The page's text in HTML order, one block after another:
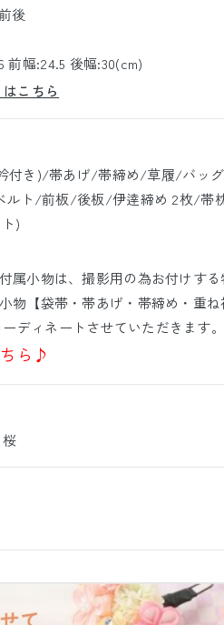
後
前幅:24.5 後幅:30(cm)
こちら
付き)/帯あげ/帯締め/草履/バッ
ルト/前板/後板/伊逹締め 2枚/帯
)
属小物は、撮影用の為お付けする
物【袋帯・帯あげ・帯締め・重
ディネートさせていただきます。
ら♪